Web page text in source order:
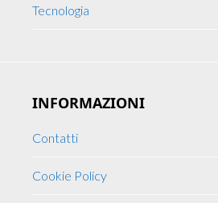
Tecnologia
INFORMAZIONI
Contatti
Cookie Policy